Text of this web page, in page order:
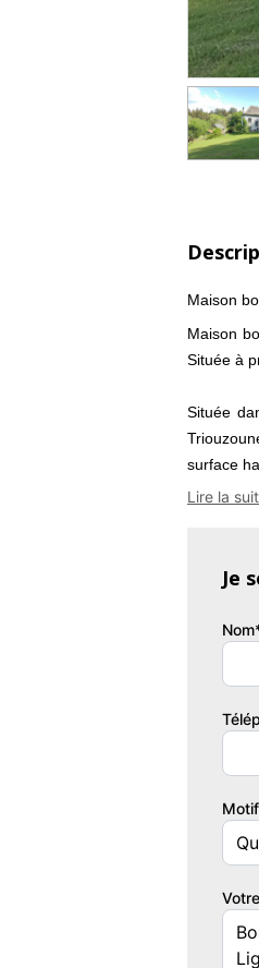
Maison
Maison
Située à
Située
surface
Cette
sa
Les
Un sous
garage,
Les
Lire la
Je